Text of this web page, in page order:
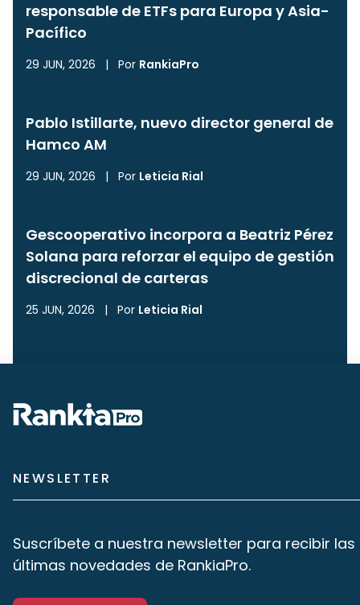
responsable de ETFs para Europa y Asia-
Pacífico
29 JUN, 2026 | Por RankiaPro
Pablo Istillarte, nuevo director general de
Hamco AM
29 JUN, 2026 | Por Leticia Rial
Gescooperativo incorpora a Beatriz Pérez
Solana para reforzar el equipo de gestión
discrecional de carteras
25 JUN, 2026 | Por Leticia Rial
NEWSLETTER
Suscríbete a nuestra newsletter para recibir las
últimas novedades de RankiaPro.